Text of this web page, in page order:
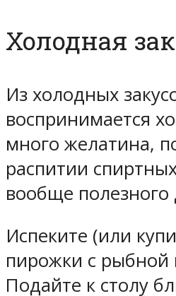
Холодная
Из холодных
воспринимается
много желатина,
распитии
вообще полезного
Испеките (или
пирожки с рыбной
Подайте к столу